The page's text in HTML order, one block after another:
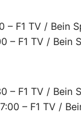
– F1 TV / Bein
– F1 TV / Bein
– F1 TV / Bein
– F1 TV /